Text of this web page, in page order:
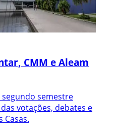
CMM e Aleam
semestre
votações, debates e
Casas.